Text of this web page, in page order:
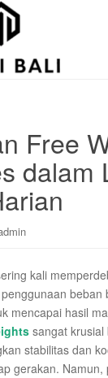
Free
dalam
kali
beban
mencapai hasil
sangat
stabilitas dan
gerakan. Namun,